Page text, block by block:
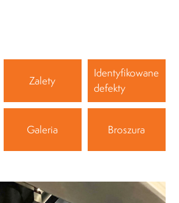
Zalety
Identyfikowane
defekty
Galeria Broszura